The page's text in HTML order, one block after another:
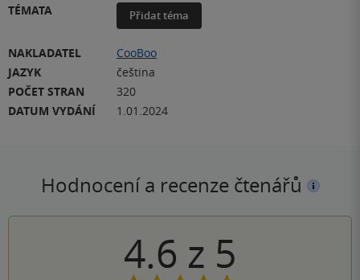
TÉMATA
Přidat téma
NAKLADATEL
CooBoo
JAZYK
čeština
POČET STRAN
320
DATUM VYDÁNÍ
1.01.2024
Hodnocení a recenze čtenářů
4.6 z 5